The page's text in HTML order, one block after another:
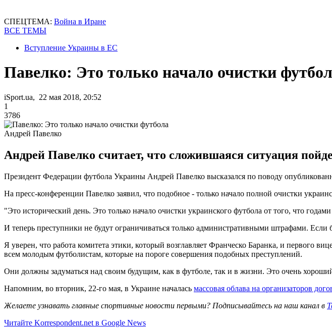
СПЕЦТЕМА: Война в Иране
ВСЕ ТЕМЫ
Вступление Украины в ЕС
Павелко: Это только начало очистки
iSport.ua, 22 мая 2018, 20:52
1
3786
Андрей Павелко
Андрей Павелко считает, что сложившаяся ситуация
Президент Федерации футбола Украины Андрей Павелко высказался по поводу
На пресс-конференции Павелко заявил, что подобное - только начало полной очистки
"Это исторический день. Это только начало очистки украинского футбола от того, что
И теперь преступники не будут ограничиваться только административными штрафами. Если
Я уверен, что работа комитета этики, который возглавляет Франческо Баранка, и первого
всем молодым футболистам, которые на пороге совершения подобных преступлений.
Они должны задуматься над своим будущим, как в футболе, так и в жизни. Это очень
Напомним, во вторник, 22-го мая, в Украине началась массовая облава на организаторов
Желаете узнавать главные спортивные новости первыми? Подписывайтесь на наш канал в
Читайте Korrespondent.net в Google News